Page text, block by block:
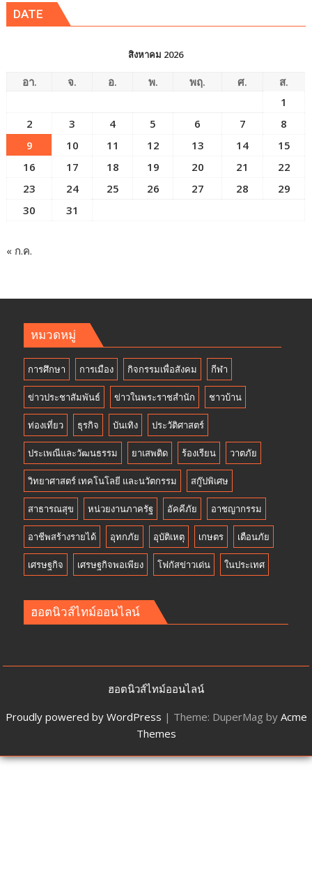
DATE
สิงหาคม 2026
อา. จ. อ. พ. พฤ. ศ.
ส.
1
2
3 4 5 6 7
8
9
10 11 12 13 14
15
16
17 18 19 20 21
22
23
24 25 26 27 28
29
30
31
« ก.ค.
หมวดหมู่
การศึกษา การเมือง กิจกรรมเพื่อสังคม กีฬา
ข่าวประชาสัมพันธ์ ข่าวในพระราชสำนัก ชาวบ้าน
ท่องเที่ยว ธุรกิจ บันเทิง ประวัติศาสตร์
ประเพณีและวัฒนธรรม ยาเสพติด ร้องเรียน วาตภัย
วิทยาศาสตร์ เทคโนโลยี และนวัตกรรม สกู๊ปพิเศษ
สาธารณสุข หน่วยงานภาครัฐ อัคคีภัย อาชญากรรม
อาชีพสร้างรายได้ อุทกภัย อุบัติเหตุ เกษตร เตือนภัย
เศรษฐกิจ เศรษฐกิจพอเพียง โฟกัสข่าวเด่น ในประเทศ
ฮอตนิวส์ไทม์ออนไลน์
ฮอตนิวส์ไทม์ออนไลน์
Proudly powered by WordPress | Theme: DuperMag by Acme
Themes